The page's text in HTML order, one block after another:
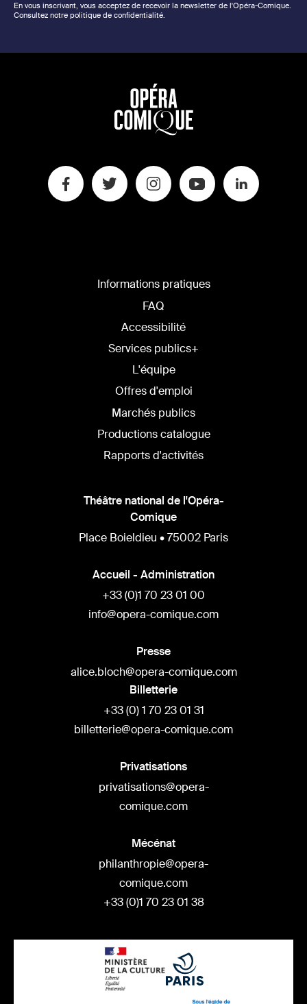
En vous inscrivant, vous acceptez de recevoir la newsletter de l'Opéra-Comique.
Consultez notre politique de confidentialité.
Informations pratiques
FAQ
Accessibilité
Services publics+
L'équipe
Offres d'emploi
Marchés publics
Productions catalogue
Rapports d'activités
Théâtre national de l'Opéra-
Comique
Place Boieldieu • 75002 Paris
Accueil - Administration
+33 (0)1 70 23 01 00
info@opera-comique.com
Presse
alice.bloch@opera-comique.com
Billetterie
+33 (0) 1 70 23 01 31
billetterie@opera-comique.com
Privatisations
privatisations@opera-
comique.com
Mécénat
philanthropie@opera-
comique.com
+33 (0)1 70 23 01 38